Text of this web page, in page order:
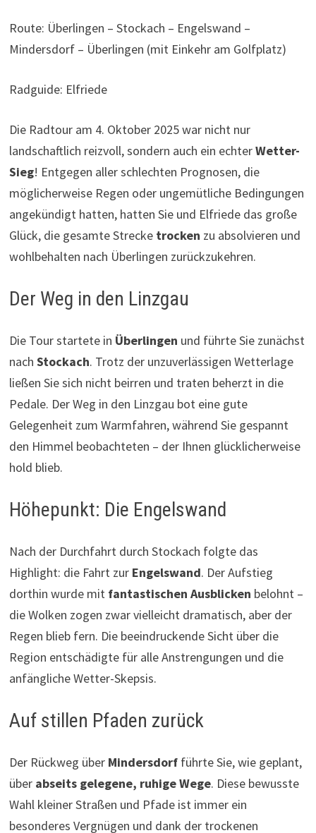
Route: Überlingen – Stockach – Engelswand –
Mindersdorf – Überlingen (mit Einkehr am Golfplatz)
Radguide: Elfriede
Die Radtour am 4. Oktober 2025 war nicht nur
landschaftlich reizvoll, sondern auch ein echterWetter-
Sieg! Entgegen aller schlechten Prognosen, die
möglicherweise Regen oder ungemütliche Bedingungen
angekündigt hatten, hatten Sie und Elfriede das große
Glück, die gesamte Strecke trocken zu absolvieren und
wohlbehalten nach Überlingen zurückzukehren.
Der Weg in den Linzgau
Die Tour startete in Überlingen und führte Sie zunächst
nach Stockach. Trotz der unzuverlässigen Wetterlage
ließen Sie sich nicht beirren und traten beherzt in die
Pedale. Der Weg in den Linzgau bot eine gute
Gelegenheit zum Warmfahren, während Sie gespannt
den Himmel beobachteten – der Ihnen glücklicherweise
hold blieb.
Höhepunkt: Die Engelswand
Nach der Durchfahrt durch Stockach folgte das
Highlight: die Fahrt zur Engelswand. Der Aufstieg
dorthin wurde mit fantastischen Ausblicken belohnt –
die Wolken zogen zwar vielleicht dramatisch, aber der
Regen blieb fern. Die beeindruckende Sicht über die
Region entschädigte für alle Anstrengungen und die
anfängliche Wetter-Skepsis.
Auf stillen Pfaden zurück
Der Rückweg über Mindersdorfführte Sie, wie geplant,
über abseits gelegene, ruhige Wege. Diese bewusste
Wahl kleiner Straßen und Pfade ist immer ein
besonderes Vergnügen und dank der trockenen